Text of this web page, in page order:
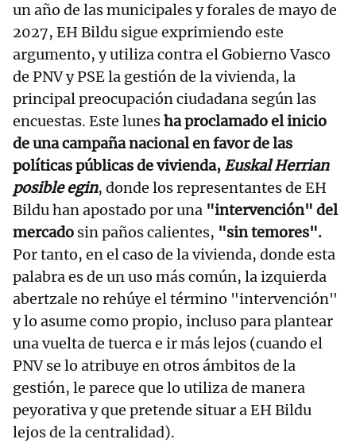
un año de las municipales y forales de mayo de
2027, EH Bildu sigue exprimiendo este
argumento, y utiliza contra el Gobierno Vasco
de PNV y PSE la gestión de la vivienda, la
principal preocupación ciudadana según las
encuestas. Este lunesha proclamadoel inicio
de una campaña nacional en favor de las
políticas públicas de vivienda,Euskal Herrian
posible egin, donde los representantes de EH
Bildu han apostado por una "intervención" del
mercado sin paños calientes, "sin temores".
Por tanto, en el caso de la vivienda, donde esta
palabra es de un uso más común, la izquierda
abertzale no rehúye el término "intervención"
y lo asume como propio, incluso para plantear
una vuelta de tuerca e ir más lejos (cuando el
PNV se lo atribuye en otros ámbitos de la
gestión, le parece que lo utiliza de manera
peyorativa y que pretende situar a EH Bildu
lejos de la centralidad).